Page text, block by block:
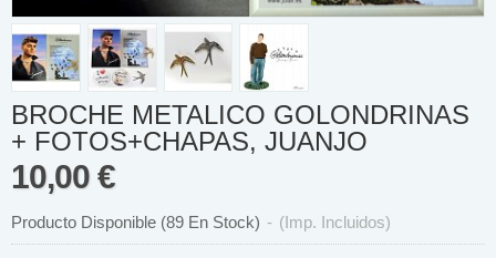
BROCHE METALICO GOLONDRINAS
+ FOTOS+CHAPAS, JUANJO
10,00 €
Producto Disponible (89 En Stock) - (Imp. Incluidos)